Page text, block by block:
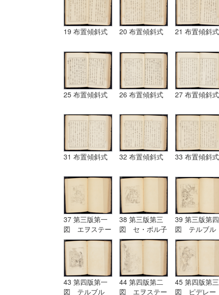
19 布置傾斜式 20 布置傾斜式 21 布置傾斜式
25 布置傾斜式 26 布置傾斜式 27 布置傾斜式
31 布置傾斜式 32 布置傾斜式 33 布置傾斜式
37 第三版第一
図 エヲステー
ド Aostade
38 第三版第三
図 セ・ボル子
ツト I.Burnet
39 第三版第四
図 テルブル
グ terburg
43 第四版第一
図 テルブル
44 第四版第二
図 エヲステー
45 第四版第三
図 ピデレー